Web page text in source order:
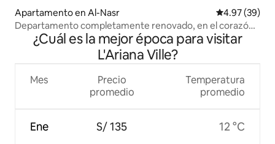
Apartamento en Al-Nasr Calificación
4.97 (39)
Departamento completamente renovado, en el corazón
de ENNACER 2
¿Cuál es la mejor época para visitar
L'Ariana Ville?
Mes
Ene
Precio
promedio
S/ 135
Temperatura
promedio
12 °C